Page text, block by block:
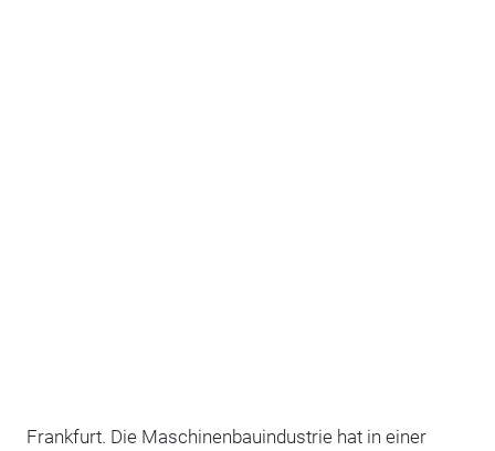
Frankfurt. Die Maschinenbauindustrie hat in einer